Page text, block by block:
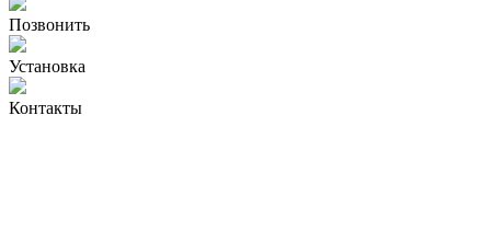
Позвонить
Установка
Контакты